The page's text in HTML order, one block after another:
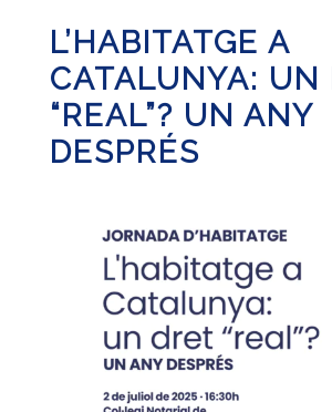
L’HABITATGE A
CATALUNYA: UN
“REAL”? UN ANY
DESPRÉS